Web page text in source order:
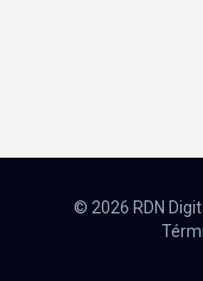
© 2026 RDN